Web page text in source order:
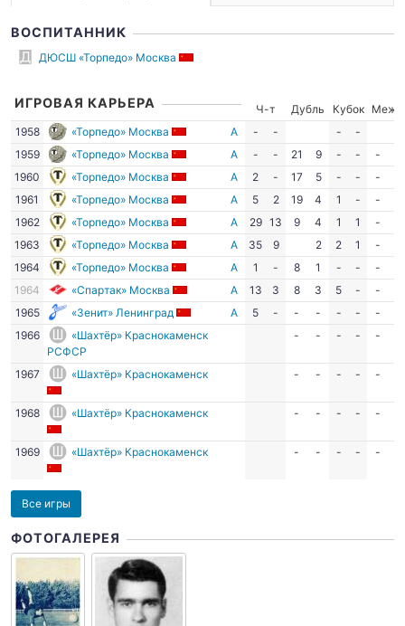
ВОСПИТАННИК
ДЮСШ «Торпедо» Москва
ИГРОВАЯ КАРЬЕРА Ч-т Дубль Кубок
Межд.
1958
«Торпедо» Москва А - - -
-
1959
«Торпедо» Москва А - - 21 9 - - -
1960
«Торпедо» Москва А 2 - 17 5 - - -
1961
«Торпедо» Москва А 5 2 19 4 1 - -
1962
«Торпедо» Москва А 29 13 9 4 1 1 -
1963
«Торпедо» Москва А 35 9 2 2 1 -
1964
«Торпедо» Москва А 1 - 8 1 - - -
1964
«Спартак» Москва А 13 3 8 3 5 - -
1965
«Зенит» Ленинград А 5 - - - - - -
1966
«Шахтёр» Краснокаменск
РСФСР
- - - - -
1967 «Шахтёр» Краснокаменск - - - - -
1968 «Шахтёр» Краснокаменск - - - - -
1969 «Шахтёр» Краснокаменск - - - - -
Все игры
ФОТОГАЛЕРЕЯ